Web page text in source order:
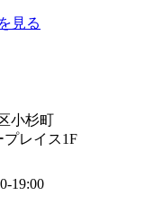
見る
小杉町
プレイス1F
19:00